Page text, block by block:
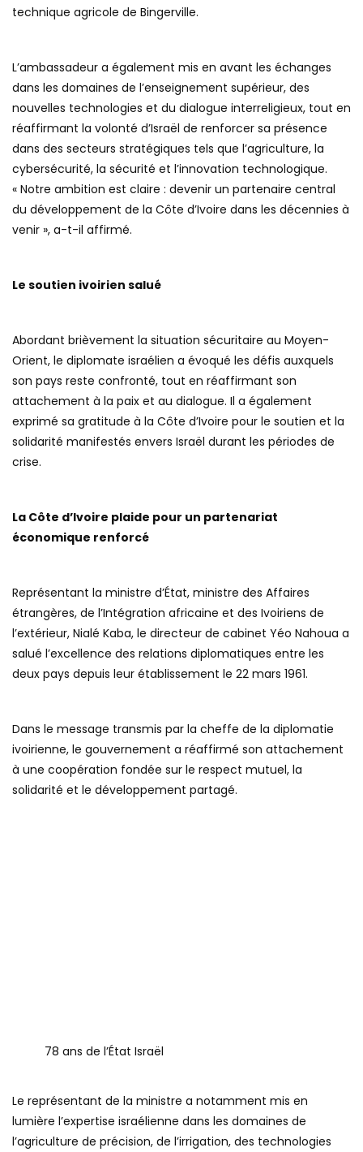
technique agricole de Bingerville.
L’ambassadeur a également mis en avant les échanges
dans les domaines de l’enseignement supérieur, des
nouvelles technologies et du dialogue interreligieux, tout en
réaffirmant la volonté d’Israël de renforcer sa présence
dans des secteurs stratégiques tels que l’agriculture, la
cybersécurité, la sécurité et l’innovation technologique.
« Notre ambition est claire : devenir un partenaire central
du développement de la Côte d’Ivoire dans les décennies à
venir », a-t-il affirmé.
Le soutien ivoirien salué
Abordant brièvement la situation sécuritaire au Moyen-
Orient, le diplomate israélien a évoqué les défis auxquels
son pays reste confronté, tout en réaffirmant son
attachement à la paix et au dialogue. Il a également
exprimé sa gratitude à la Côte d’Ivoire pour le soutien et la
solidarité manifestés envers Israël durant les périodes de
crise.
La Côte d’Ivoire plaide pour un partenariat
économique renforcé
Représentant la ministre d’État, ministre des Affaires
étrangères, de l’Intégration africaine et des Ivoiriens de
l’extérieur, Nialé Kaba, le directeur de cabinet Yéo Nahoua a
salué l’excellence des relations diplomatiques entre les
deux pays depuis leur établissement le 22 mars 1961.
Dans le message transmis par la cheffe de la diplomatie
ivoirienne, le gouvernement a réaffirmé son attachement
à une coopération fondée sur le respect mutuel, la
solidarité et le développement partagé.
78 ans de l’État Israël
Le représentant de la ministre a notamment mis en
lumière l’expertise israélienne dans les domaines de
l’agriculture de précision, de l’irrigation, des technologies